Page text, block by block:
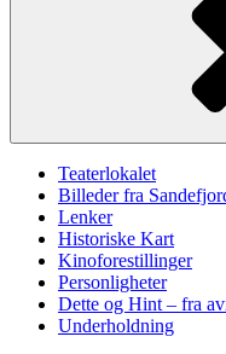
Teaterlokalet
Billeder fra
Lenker
Historiske Kart
Kinoforestillinger
Personligheter
Dette og Hint – fra
Underholdning